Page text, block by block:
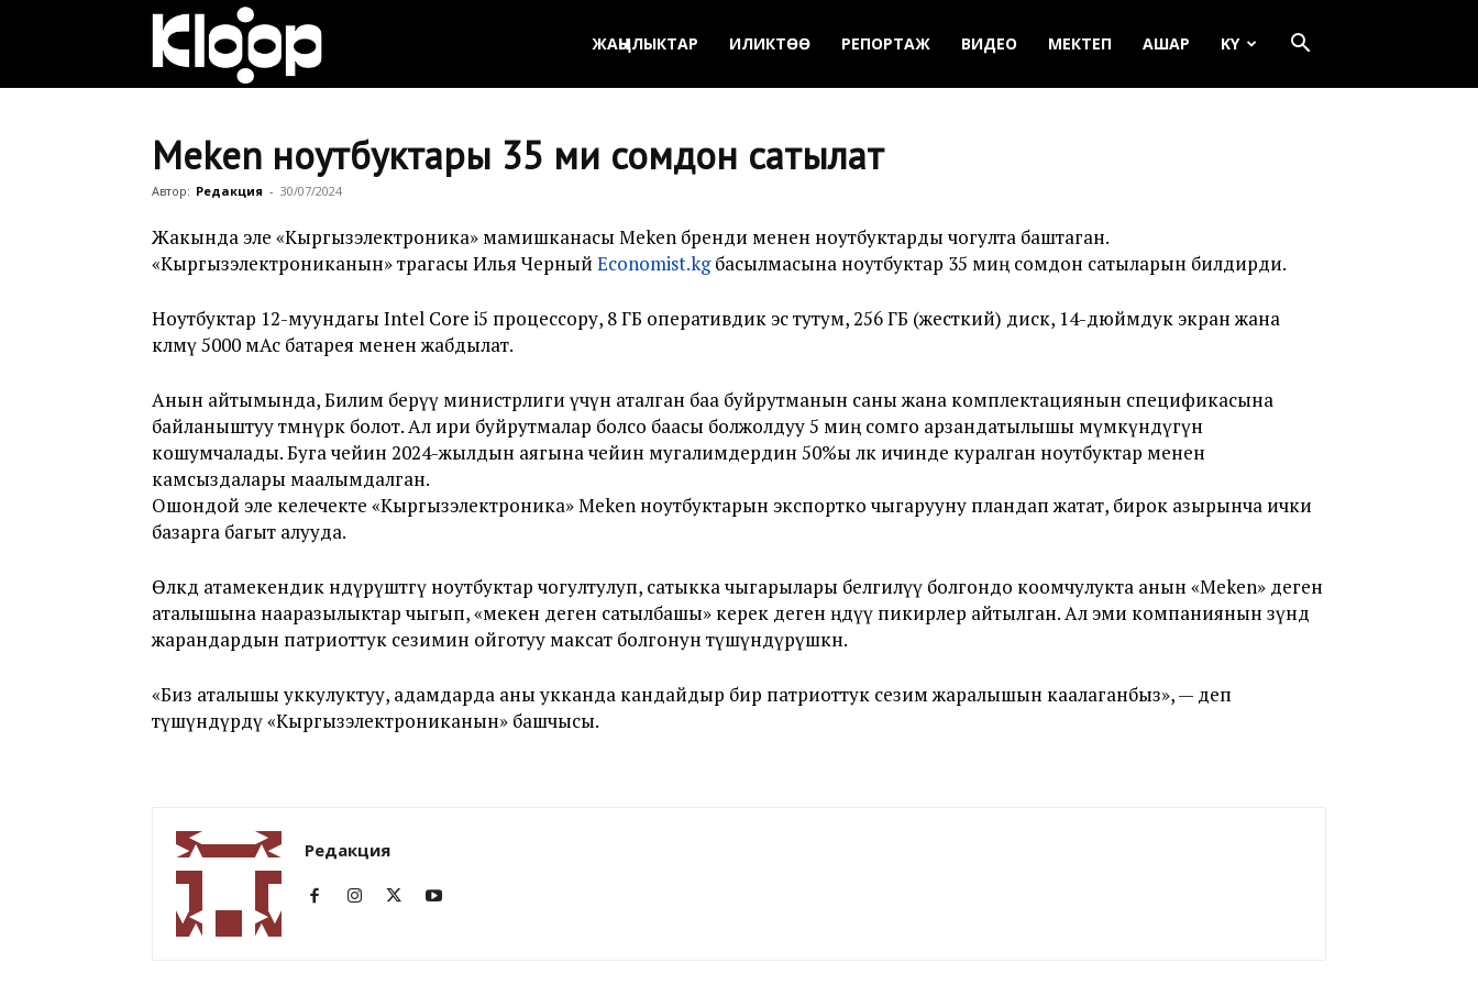
жаңылыктары
ЖАҢЫЛЫКТАР ИЛИКТӨӨ РЕПОРТАЖ ВИДЕО МЕКТЕП АШАР KY
Meken ноутбуктары 35 миң сомдон сатылат
Автор: Редакция - 30/07/2024
Жакында эле «Кыргызэлектроника» мамишканасы Meken бренди менен ноутбуктарды чогулта баштаган.
«Кыргызэлектрониканын» төрагасы Илья Черный Economist.kgбасылмасына ноутбуктар 35 миң сомдон сатыларын билдирди.
Ноутбуктар 12-муундагы Intel Core i5 процессору, 8 ГБ оперативдик эс тутум, 256 ГБ (жесткий) диск, 14-дюймдук экран жана
көлөмү 5000 мАс батарея менен жабдылат.
Анын айтымында, Билим берүү министрлиги үчүн аталган баа буйрутманын саны жана комплектациянын спецификасына
байланыштуу төмөнүрөөк болот. Ал ири буйрутмалар болсо баасы болжолдуу 5 миң сомго арзандатылышы мүмкүндүгүн
кошумчалады. Буга чейин 2024-жылдын аягына чейин мугалимдердин 50%ы өлкө ичинде куралган ноутбуктар менен
камсыздалары маалымдалган.
Ошондой эле келечекте «Кыргызэлектроника» Meken ноутбуктарын экспортко чыгарууну пландап жатат, бирок азырынча ички
базарга багыт алууда.
Өлкөдө атамекендик өндүрүштөгү ноутбуктар чогултулуп, сатыкка чыгарылары белгилүү болгондо коомчулукта анын «Meken» деген
аталышына нааразылыктар чыгып, «мекен деген сатылбашы» керек деген өңдүү пикирлер айтылган. Ал эми компаниянын өзүндө
жарандардын патриоттук сезимин ойготуу максат болгонун түшүндүрүшкөн.
«Биз аталышы уккулуктуу, адамдарда аны укканда кандайдыр бир патриоттук сезим жаралышын каалаганбыз», — деп
түшүндүрдү «Кыргызэлектрониканын» башчысы.
Редакция